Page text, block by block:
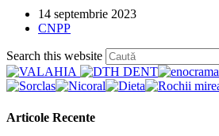
Post
published:
14 septembrie 2023
Post
CNPP
Search this website
Articole Recente